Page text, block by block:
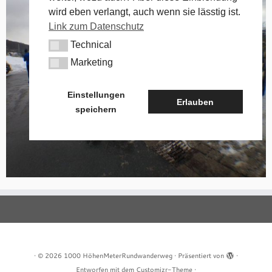
· © 2026 1000 HöhenMeterRundwanderweg · Präsentiert von
·
Entworfen mit dem Customizr-Theme ·
wird eben verlangt, auch wenn sie lässtig ist.
Link zum Datenschutz
TechnicalTechnical
MarketingMarketing
Einstellungen
speichern
Erlauben